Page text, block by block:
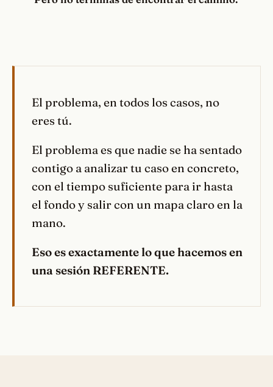
El problema, en todos los casos, no
eres tú.
El problema es que nadie se ha sentado
contigo a analizar tu caso en concreto,
con el tiempo suficiente para ir hasta
el fondo y salir con un mapa claro en la
mano.
Eso es exactamente lo que hacemos en
una sesión REFERENTE.